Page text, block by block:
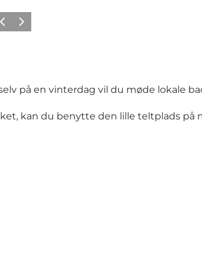
Næste
på en vinterdag vil du møde lokale
kan du benytte den lille teltplads på